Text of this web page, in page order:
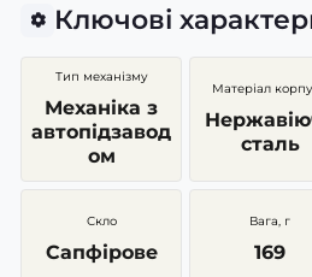
Ключові
Тип механізму
Механіка з
автопідзавод
ом
Матеріал
сталь
Скло
Сапфірове
Вага, г
169